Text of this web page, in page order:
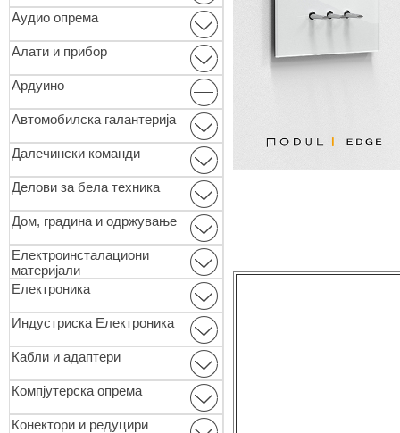
Аудио опрема
Алати и прибор
Ардуино
Автомобилска галантерија
Далечински команди
Делови за бела техника
Дом, градина и одржување
Електроинсталациони
материјали
Електроника
Индустриска Електроника
Кабли и адаптери
Компјутерска опрема
Конектори и редуцири